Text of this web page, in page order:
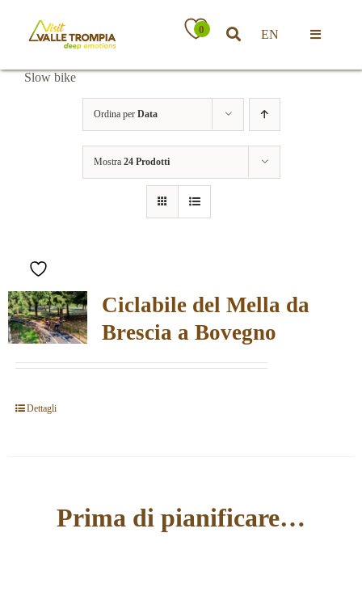
contenuto
0 EN
Toggle
Eventi
Slow bike
Ordina per Data
Mostra 24 Prodotti
Ciclabile del Mella da
Brescia a Bovegno
Dettagli
Prima di pianificare…